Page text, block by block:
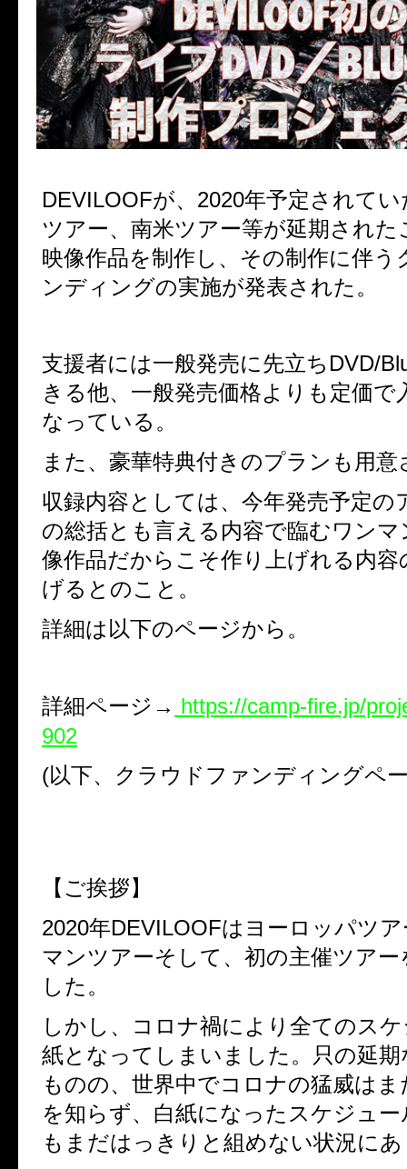
DEVILOOFが、2020年予定されて
ツアー、南米ツアー等が延期された
映像作品を制作し、その制作に伴う
ンディングの実施が発表された。
支援者には一般発売に先立ちDVD/
きる他、一般発売価格よりも定価で
なっている。
また、豪華特典付きのプランも用
収録内容としては、今年発売予定の
の総括とも言える内容で臨むワン
像作品だからこそ作り上げれる内容
げるとのこと。
詳細は以下のページから。
詳細ページ→ https://camp-fire.jp/
902
(以下、クラウドファンディングペ
【ご挨拶】
2020年DEVILOOFはヨーロッパツ
マンツアーそして、初の主催ツアー
した。
しかし、コロナ禍により全てのス
紙となってしまいました。只の延
ものの、世界中でコロナの猛威は
を知らず、白紙になったスケジュ
もまだはっきりと組めない状況に